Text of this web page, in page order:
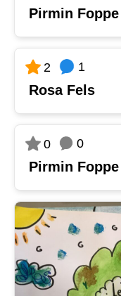
Pirmin Foppe
2 1
Rosa Fels
0 0
Pirmin Foppe